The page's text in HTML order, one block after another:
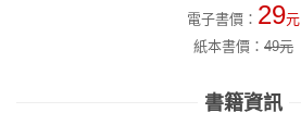
電子書價： 29元
紙本書價： 49元
書籍資訊